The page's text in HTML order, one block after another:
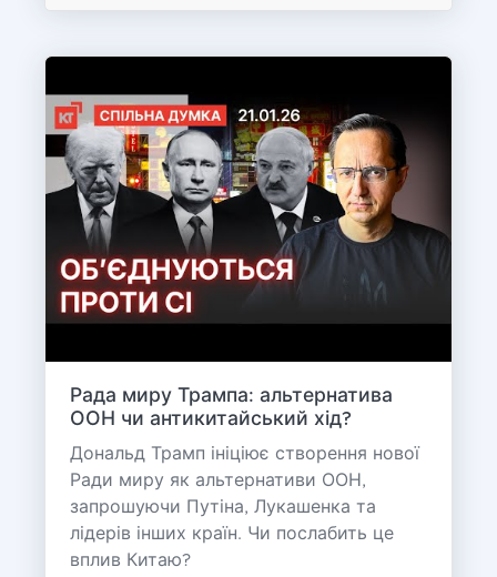
Рада миру Трампа: альтернатива
ООН чи антикитайський хід?
Дональд Трамп ініціює створення нової
Ради миру як альтернативи ООН,
запрошуючи Путіна, Лукашенка та
лідерів інших країн. Чи послабить це
вплив Китаю?